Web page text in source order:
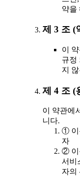
약을
제 3 조 (
이
규정
지
제 4 조 (
이 약관에
니다.
① 이
자
② 이
서비
자의